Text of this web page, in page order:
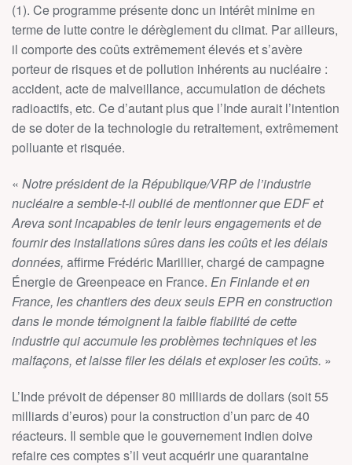
(1). Ce programme présente donc un intérêt minime en
terme de lutte contre le dérèglement du climat. Par ailleurs,
il comporte des coûts extrêmement élevés et s’avère
porteur de risques et de pollution inhérents au nucléaire :
accident, acte de malveillance, accumulation de déchets
radioactifs, etc. Ce d’autant plus que l’Inde aurait l’intention
de se doter de la technologie du retraitement, extrêmement
polluante et risquée.
« Notre président de la République/VRP de l’industrie
nucléaire a semble-t-il oublié de mentionner que EDF et
Areva sont incapables de tenir leurs engagements et de
fournir des installations sûres dans les coûts et les délais
données, affirme Frédéric Marillier, chargé de campagne
Énergie de Greenpeace en France. En Finlande et en
France, les chantiers des deux seuls EPR en construction
dans le monde témoignent la faible fiabilité de cette
industrie qui accumule les problèmes techniques et les
malfaçons, et laisse filer les délais et exploser les coûts. »
L’Inde prévoit de dépenser 80 milliards de dollars (soit 55
milliards d’euros) pour la construction d’un parc de 40
réacteurs. Il semble que le gouvernement indien doive
refaire ces comptes s’il veut acquérir une quarantaine